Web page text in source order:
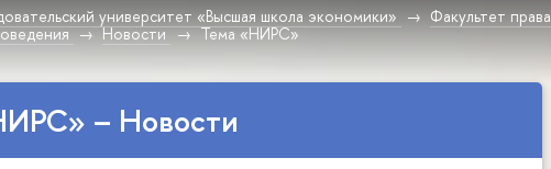
университет «Высшая школа экономики» Факультет права
Новости Тема «НИРС»
– Новости